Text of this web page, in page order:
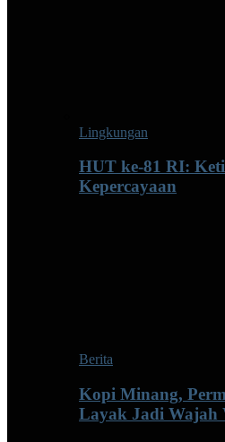
Lingkungan
HUT ke-81 RI:
Kepercayaan
Berita
Kopi Minang,
Layak Jadi Wajah